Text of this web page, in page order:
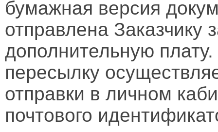
бумажная версия
отправлена Заказчику
дополнительную
пересылку
отправки в личном
почтового